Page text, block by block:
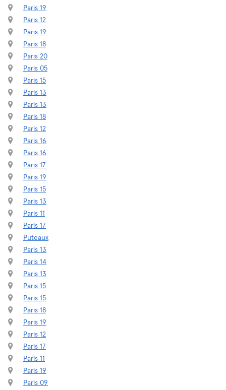
Paris 19
Paris 12
Paris 19
Paris 18
Paris 20
Paris 05
Paris 15
Paris 13
Paris 13
Paris 18
Paris 12
Paris 16
Paris 16
Paris 17
Paris 19
Paris 15
Paris 13
Paris 11
Paris 17
Puteaux
Paris 13
Paris 14
Paris 13
Paris 15
Paris 15
Paris 18
Paris 19
Paris 12
Paris 17
Paris 11
Paris 19
Paris 09